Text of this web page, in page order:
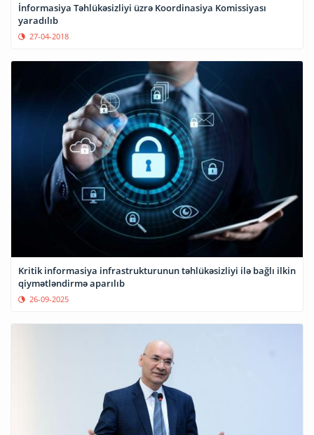
İnformasiya Təhlükəsizliyi üzrə Koordinasiya Komissiyası
yaradılıb
27-04-2018
Kritik informasiya infrastrukturunun təhlükəsizliyi ilə bağlı ilkin
qiymətləndirmə aparılıb
26-09-2025